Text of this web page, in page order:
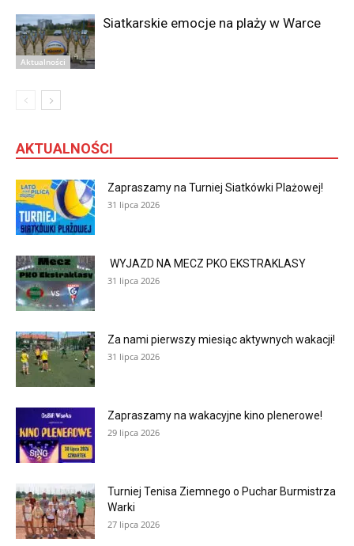
Aktualności
Siatkarskie emocje na plaży w Warce
AKTUALNOŚCI
Zapraszamy na Turniej Siatkówki Plażowej!
31 lipca 2026
WYJAZD NA MECZ PKO EKSTRAKLASY
31 lipca 2026
Za nami pierwszy miesiąc aktywnych wakacji!
31 lipca 2026
Zapraszamy na wakacyjne kino plenerowe!
29 lipca 2026
Turniej Tenisa Ziemnego o Puchar Burmistrza
Warki
27 lipca 2026